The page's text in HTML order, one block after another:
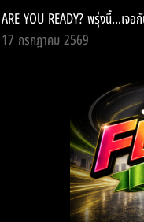
ARE YOU READY? พรุ่งนี้...เ
17 กรกฎาคม 2569